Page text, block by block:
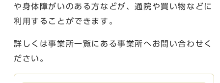
や身体障がいのある方などが、通院や買い物などに
利用することができます。
詳しくは事業所一覧にある事業所へお問い合わせく
ださい。